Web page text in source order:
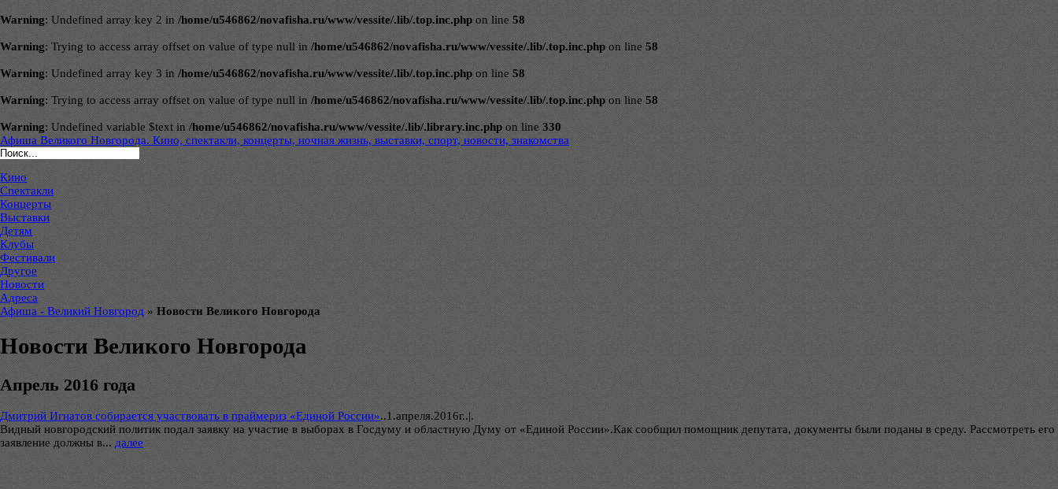
Warning: Undefined array key 2 in /home/u546862/novafisha.ru/www/vessite/.lib/.top.inc.php on line 58
Warning: Trying to access array offset on value of type null in /home/u546862/novafisha.ru/www/vessite/.lib/.top.inc.php on line 58
Warning: Undefined array key 3 in /home/u546862/novafisha.ru/www/vessite/.lib/.top.inc.php on line 58
Warning: Trying to access array offset on value of type null in /home/u546862/novafisha.ru/www/vessite/.lib/.top.inc.php on line 58
Warning: Undefined variable $text in /home/u546862/novafisha.ru/www/vessite/.lib/.library.inc.php on line 330
Афиша Великого Новгорода. Кино, спектакли, концерты, ночная жизнь, выставки, спорт, новости, знакомства
Кино
Спектакли
Концерты
Выставки
Детям
Клубы
Фестивали
Другое
Новости
Адреса
Афиша - Великий Новгород » Новости Великого Новгорода
Новости Великого Новгорода
Апрель 2016 года
Дмитрий Игнатов собирается участвовать в праймериз «Единой России»..1.апреля.2016г..|.
Видный новгородский политик подал заявку на участие в выборах в Госдуму и областную Думу от «Единой России».Как сообщил помощник депутата, документы были поданы в среду. Рассмотреть его
заявление должны в... далее